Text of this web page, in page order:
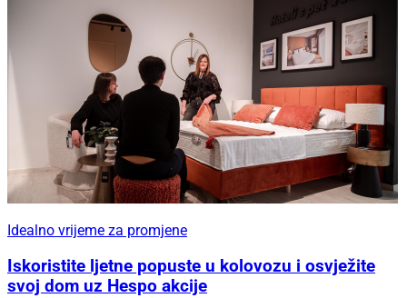
Idealno vrijeme za promjene
Iskoristite ljetne popuste u kolovozu i osvježite
svoj dom uz Hespo akcije